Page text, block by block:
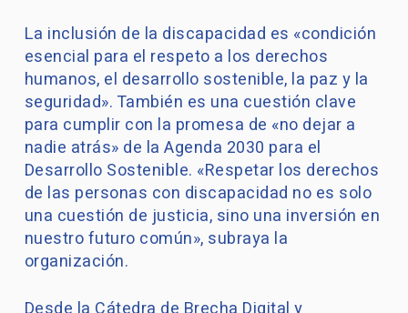
La inclusión de la discapacidad es «condición
esencial para el respeto a los derechos
humanos, el desarrollo sostenible, la paz y la
seguridad». También es una cuestión clave
para cumplir con la promesa de «no dejar a
nadie atrás» de la Agenda 2030 para el
Desarrollo Sostenible. «Respetar los derechos
de las personas con discapacidad no es solo
una cuestión de justicia, sino una inversión en
nuestro futuro común», subraya la
organización.